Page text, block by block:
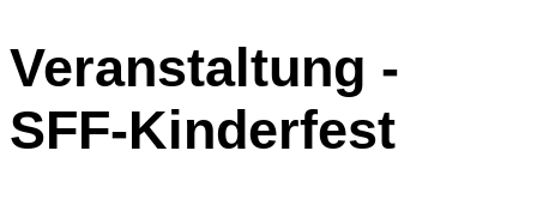
Veranstaltung -
SFF-Kinderfest